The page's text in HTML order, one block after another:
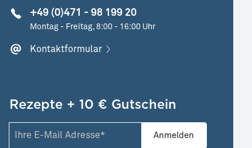
+49 (0)471 - 98 199 20
Montag - Freitag, 8:00 - 16:00 Uhr
Kontaktformular
Rezepte + 10 € Gutschein
Anmelden